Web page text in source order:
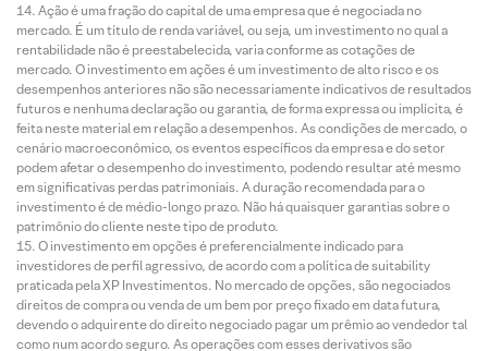
Ação é uma fração do capital de uma empresa que é negociada no
mercado. É um título de renda variável, ou seja, um investimento no qual a
rentabilidade não é preestabelecida, varia conforme as cotações de
mercado. O investimento em ações é um investimento de alto risco e os
desempenhos anteriores não são necessariamente indicativos de resultados
futuros e nenhuma declaração ou garantia, de forma expressa ou implícita, é
feita neste material em relação a desempenhos. As condições de mercado, o
cenário macroeconômico, os eventos específicos da empresa e do setor
podem afetar o desempenho do investimento, podendo resultar até mesmo
em significativas perdas patrimoniais. A duração recomendada para o
investimento é de médio-longo prazo. Não há quaisquer garantias sobre o
patrimônio do cliente neste tipo de produto.
O investimento em opções é preferencialmente indicado para
investidores de perfil agressivo, de acordo com a política de suitability
praticada pela XP Investimentos. No mercado de opções, são negociados
direitos de compra ou venda de um bem por preço fixado em data futura,
devendo o adquirente do direito negociado pagar um prêmio ao vendedor tal
como num acordo seguro. As operações com esses derivativos são